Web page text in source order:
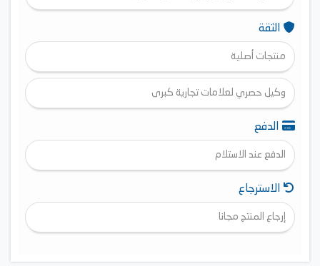
الثقة
منتجات أصلية
وكيل حصري لعلامات تجارية كبرى
الدفع
الدفع عند الاستلام
الاسترجاع
إرجاع المنتج مجانا